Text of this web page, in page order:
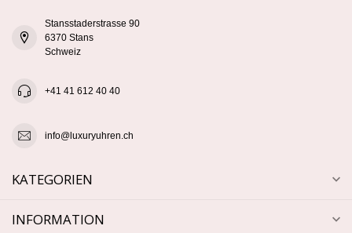
Stansstaderstrasse 90
6370 Stans
Schweiz
+41 41 612 40 40
info@luxuryuhren.ch
KATEGORIEN
INFORMATION